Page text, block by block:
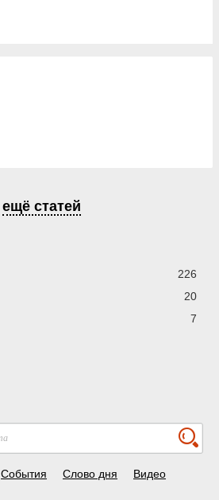
ещё статей
226
20
7
События Слово дня Видео